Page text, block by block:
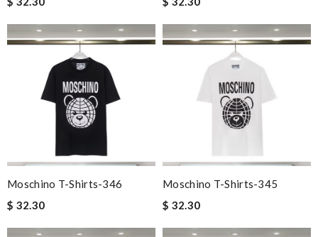
Moschino T-Shirts-346
$ 32.30
Moschino T-Shirts-345
$ 32.30